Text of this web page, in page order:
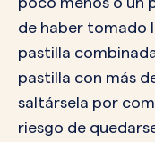
de haber tomado
pastilla
pastilla con más
saltársela por
riesgo de